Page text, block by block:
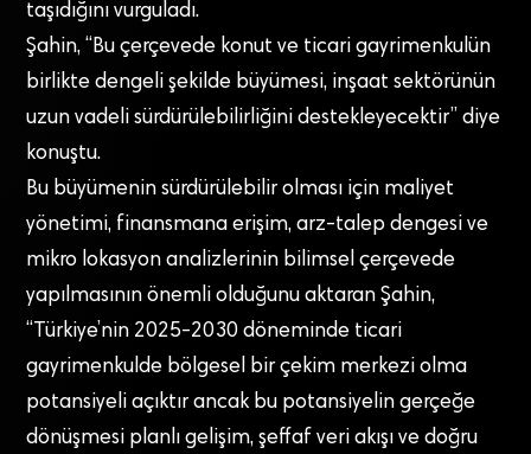
taşıdığını vurguladı.
Şahin, “Bu çerçevede konut ve ticari gayrimenkulün
birlikte dengeli şekilde büyümesi, inşaat sektörünün
uzun vadeli sürdürülebilirliğini destekleyecektir” diye
konuştu.
Bu büyümenin sürdürülebilir olması için maliyet
yönetimi, finansmana erişim, arz-talep dengesi ve
mikro lokasyon analizlerinin bilimsel çerçevede
yapılmasının önemli olduğunu aktaran Şahin,
“Türkiye’nin 2025-2030 döneminde ticari
gayrimenkulde bölgesel bir çekim merkezi olma
potansiyeli açıktır ancak bu potansiyelin gerçeğe
dönüşmesi planlı gelişim, şeffaf veri akışı ve doğru